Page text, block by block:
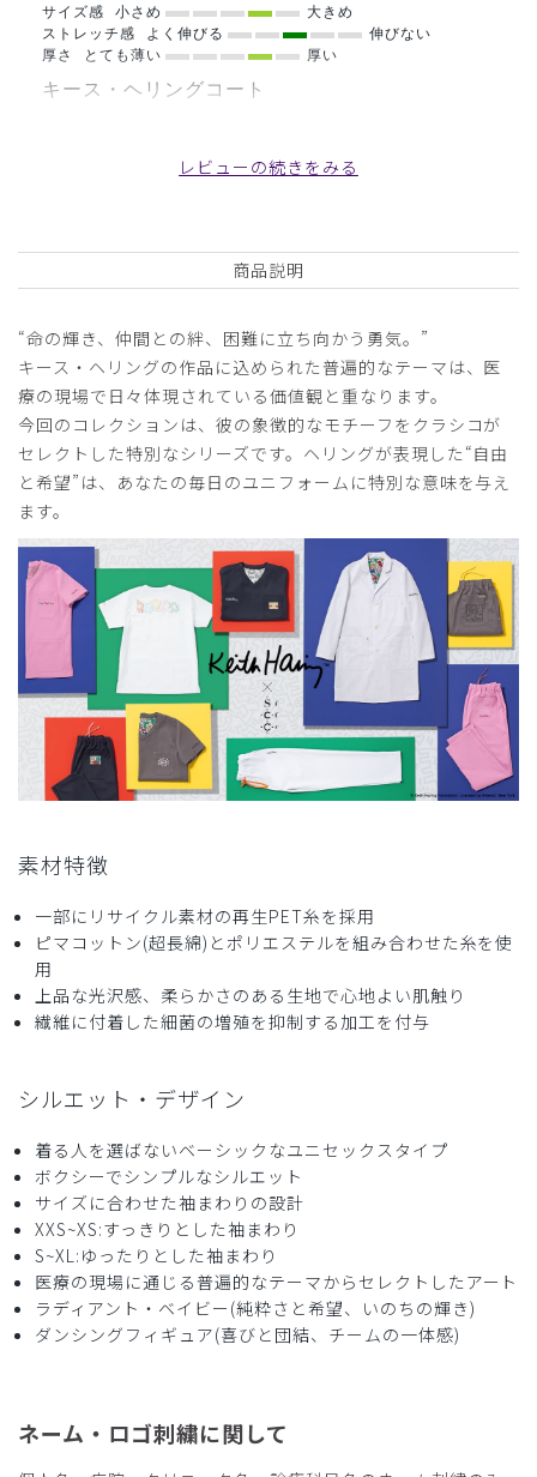
サイズ感
小さめ
大きめ
ストレッチ感
よく伸びる
伸びない
厚さ
とても薄い 厚い
キース・ヘリングコート
ちょっと大きめに見えます。
randy51様
購入確認済み
年齢:
キース ヘリング白衣を購入した件
値段は高いですが素材もデザインも良いのです。お掛けさま
で気分が上がります。
S24Scrub Canvas Club:Keith Haringコート(男
女兼用)/白/XL
役に立った 0
レビューの続きをみる
商品説明
“命の輝き、仲間との絆、困難に立ち向かう勇気。”
キース・ヘリングの作品に込められた普遍的なテーマは、医
療の現場で日々体現されている価値観と重なります。
今回のコレクションは、彼の象徴的なモチーフをクラシコが
セレクトした特別なシリーズです。ヘリングが表現した“自由
と希望”は、あなたの毎日のユニフォームに特別な意味を与え
ます。
素材特徴
一部にリサイクル素材の再生PET糸を採用
ピマコットン(超長綿)とポリエステルを組み合わせた糸を使
用
上品な光沢感、柔らかさのある生地で心地よい肌触り
繊維に付着した細菌の増殖を抑制する加工を付与
シルエット・デザイン
着る人を選ばないベーシックなユニセックスタイプ
ボクシーでシンプルなシルエット
サイズに合わせた袖まわりの設計
XXS~XS:すっきりとした袖まわり
S~XL:ゆったりとした袖まわり
医療の現場に通じる普遍的なテーマからセレクトしたアート
ラディアント・ベイビー(純粋さと希望、いのちの輝き)
ダンシングフィギュア(喜びと団結、チームの一体感)
ネーム・ロゴ刺繍に関して